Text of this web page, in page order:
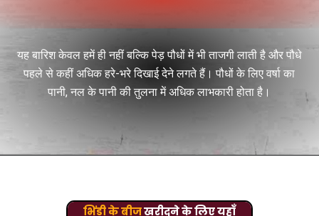
यह बारिश केवल हमें ही नहीं बल्कि पेड़ पौधों में भी ताजगी लाती है और पौधे
पहले से कहीं अधिक हरे-भरे दिखाई देने लगते हैं। पौधों के लिए वर्षा का
पानी, नल के पानी की तुलना में अधिक लाभकारी होता है।
भिंडी के बीजखरीदने के लिए यहाँ